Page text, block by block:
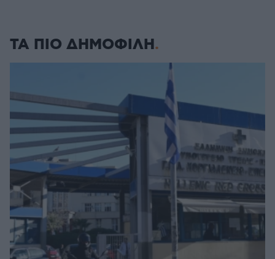
ΤΑ ΠΙΟ ΔΗΜΟΦΙΛΗ